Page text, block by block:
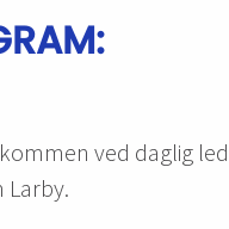
ved daglig
Larby.